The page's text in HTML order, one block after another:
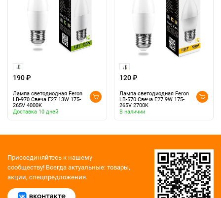
190 ₽
Лампа светодиодная Feron
LB-970 Свеча E27 13W 175-
265V 4000K
Доставка 10 дней
120 ₽
Лампа светодиодная Feron
LB-570 Свеча E27 9W 175-
265V 2700K
В наличии
Присоединяйтесь к нашему
сообществу! Всегда актуальные: товары,
акции, спецпредложения.